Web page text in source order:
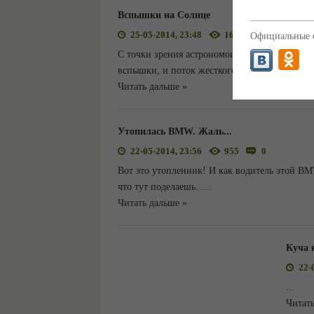
Вспышки на Солнце
25-05-2014, 23:48
1641
0
С точки зрения астрономов, наше Солнце -
вспышки, и поток жесткого
Читать дальше »
Утопилась BMW. Жаль...
22-05-2014, 23:56
955
0
Вот это утопленник! И как водитель этой
что тут поделаешь......
Читать дальше »
Куча
22-
...
Официальные